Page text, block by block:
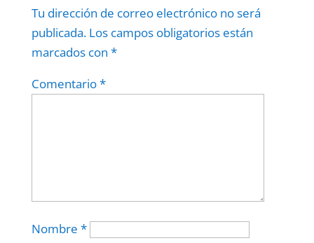
Tu dirección de correo electrónico no será
publicada. Los campos obligatorios están
marcados con *
Comentario*
Nombre *